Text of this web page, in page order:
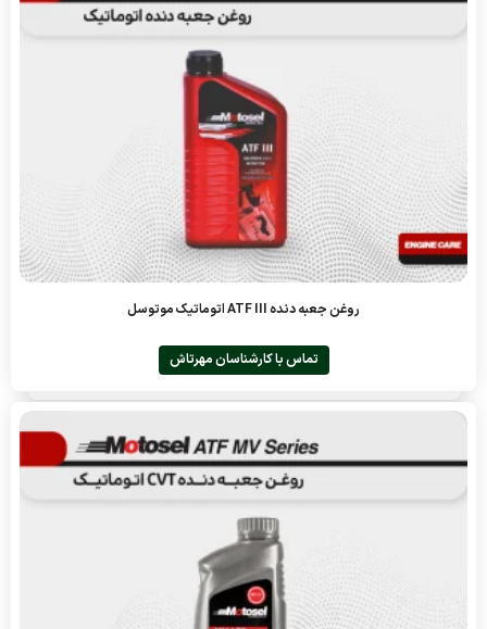
روغن جعبه دنده ATF III اتوماتیک موتوسل
تماس با کارشناسان مهرتاش